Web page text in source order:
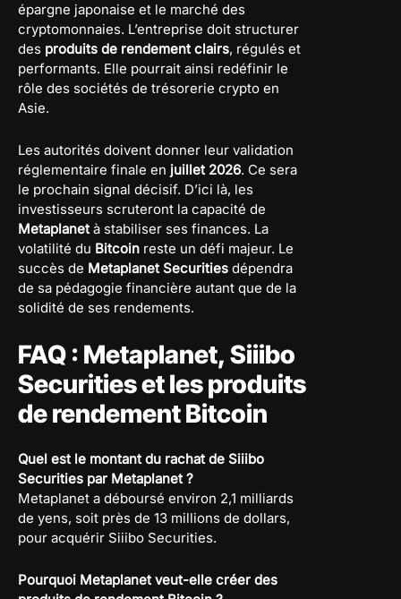
épargne japonaise et le marché des
cryptomonnaies. L’entreprise doit structurer
des produits de rendement clairs, régulés et
performants. Elle pourrait ainsi redéfinir le
rôle des sociétés de trésorerie crypto en
Asie.
Les autorités doivent donner leur validation
réglementaire finale en juillet 2026. Ce sera
le prochain signal décisif. D’ici là, les
investisseurs scruteront la capacité de
Metaplanetà stabiliser ses finances. La
volatilité du Bitcoin reste un défi majeur. Le
succès de Metaplanet Securities dépendra
de sa pédagogie financière autant que de la
solidité de ses rendements.
FAQ : Metaplanet, Siiibo
Securities et les produits
de rendement Bitcoin
Quel est le montant du rachat de Siiibo
Securities par Metaplanet ?
Metaplanet a déboursé environ 2,1 milliards
de yens, soit près de 13 millions de dollars,
pour acquérir Siiibo Securities.
Pourquoi Metaplanet veut-elle créer des